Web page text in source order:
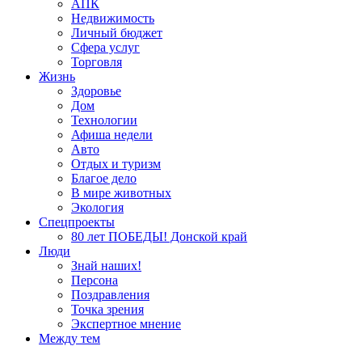
АПК
Недвижимость
Личный бюджет
Сфера услуг
Торговля
Жизнь
Здоровье
Дом
Технологии
Афиша недели
Авто
Отдых и туризм
Благое дело
В мире животных
Экология
Спецпроекты
80 лет ПОБЕДЫ! Донской край
Люди
Знай наших!
Персона
Поздравления
Точка зрения
Экспертное мнение
Между тем